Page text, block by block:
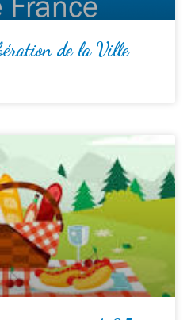
de la Ville